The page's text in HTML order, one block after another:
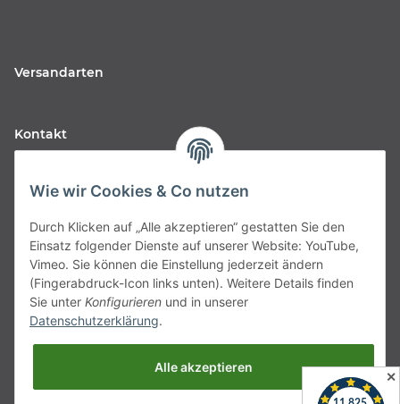
Versandarten
Kontakt
Langstr. 51-53
63450 Hanau
Deutschland
Telefon:06181257350
E-Mail: shop@fabfive24.com
Vertrag widerrufen
Wie wir Cookies & Co nutzen
Durch Klicken auf „Alle akzeptieren“ gestatten Sie den
Einsatz folgender Dienste auf unserer Website: YouTube,
Vimeo. Sie können die Einstellung jederzeit ändern
(Fingerabdruck-Icon links unten). Weitere Details finden
Sie unter Konfigurieren und in unserer
Datenschutzerklärung.
Alle akzeptieren
✕